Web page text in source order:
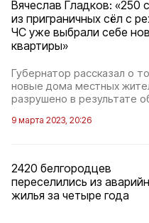
Вячеслав Гладков: «250
из приграничных сёл с
ЧС уже выбрали себе
квартиры»
Губернатор рассказал о
новые дома местных
разрушено в результате
9 марта 2023, 20:26
2420 белгородцев
переселились из
жилья за четыре года